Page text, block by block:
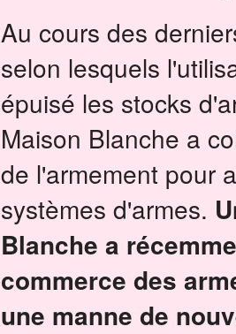
Au cours des
selon lesquels
épuisé les stocks
Maison Blanche a
de l'armement pour
systèmes d'armes.
Blanche a
commerce des
une manne de